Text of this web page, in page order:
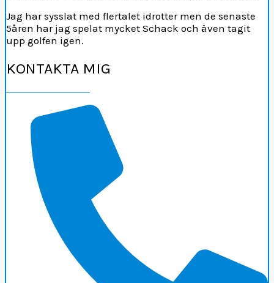
Jag har sysslat med flertalet idrotter men de senaste
5åren har jag spelat mycket Schack och även tagit
upp golfen igen.
KONTAKTA MIG